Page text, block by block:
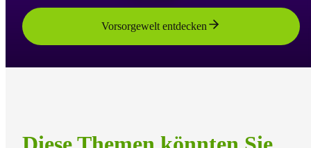
Vorsorgewelt entdecken